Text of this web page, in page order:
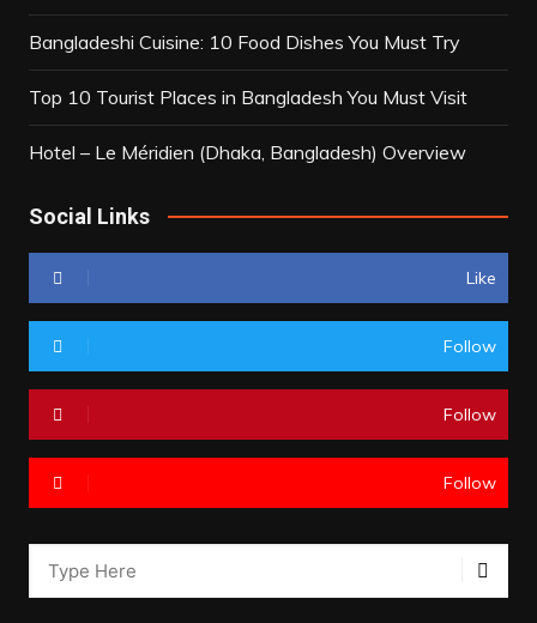
Bangladeshi Cuisine: 10 Food Dishes You Must Try
Top 10 Tourist Places in Bangladesh You Must Visit
Hotel – Le Méridien (Dhaka, Bangladesh) Overview
Social Links
Like
Follow
Follow
Follow